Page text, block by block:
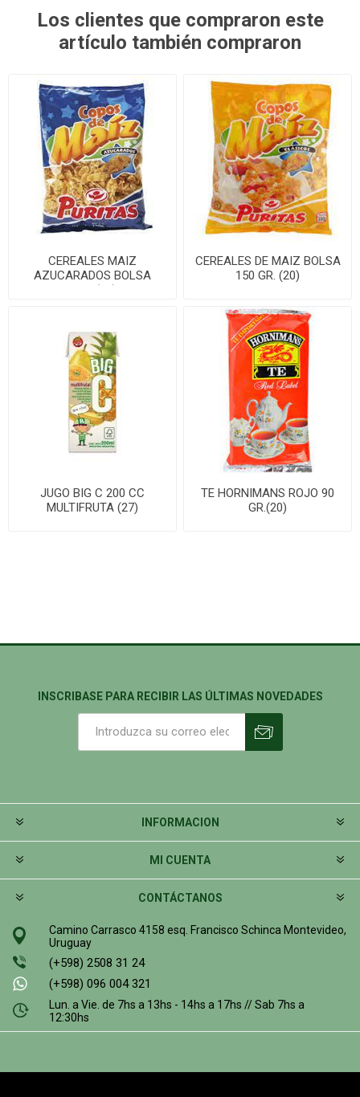
Los clientes que compraron este
artículo también compraron
CEREALES MAIZ
AZUCARADOS BOLSA
200G(20)
CEREALES DE MAIZ BOLSA
150 GR. (20)
JUGO BIG C 200 CC
MULTIFRUTA (27)
TE HORNIMANS ROJO 90
GR.(20)
INSCRIBASE PARA RECIBIR LAS ÚLTIMAS NOVEDADES
INFORMACION
MI CUENTA
CONTÁCTANOS
Camino Carrasco 4158 esq. Francisco Schinca Montevideo,
Uruguay
(+598) 2508 31 24
(+598) 096 004 321
Lun. a Vie. de 7hs a 13hs - 14hs a 17hs // Sab 7hs a
12:30hs